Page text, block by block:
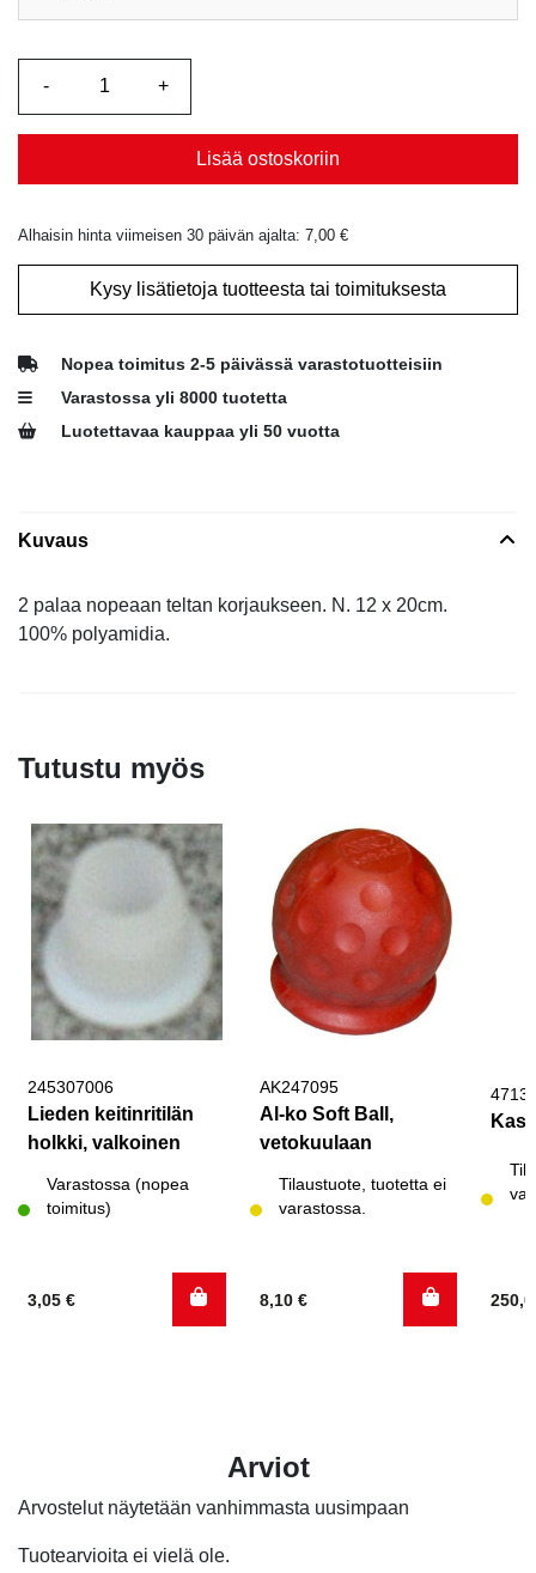
Lisää ostoskoriin
Alhaisin hinta viimeisen 30 päivän ajalta: 7,00 €
Kysy lisätietoja tuotteesta tai toimituksesta
Nopea toimitus 2-5 päivässä varastotuotteisiin
Varastossa yli 8000 tuotetta
Luotettavaa kauppaa yli 50 vuotta
Kuvaus
2 palaa nopeaan teltan korjaukseen. N. 12 x 20cm.
100% polyamidia.
Tutustu myös
245307006
Lieden keitinritilän
holkki, valkoinen
Varastossa (nopea
toimitus)
3,05 €
AK247095
Al-ko Soft Ball,
vetokuulaan
Tilaustuote, tuotetta ei
varastossa.
8,10 €
Arviot
Arvostelut näytetään vanhimmasta uusimpaan
Tuotearvioita ei vielä ole.